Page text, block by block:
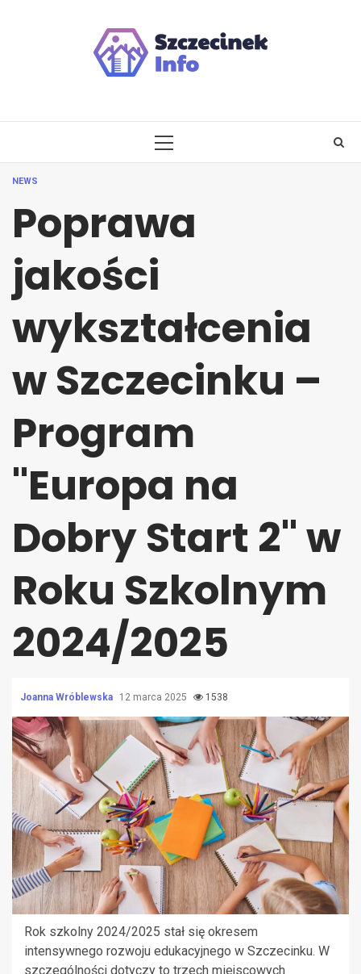
PRIMARY
NEWS
Poprawa
jakości
wykształcenia
w Szczecinku –
Program
"Europa na
Dobry Start 2" w
Roku Szkolnym
2024/2025
Joanna Wróblewska 12 marca 2025 1538
Rok szkolny 2024/2025 stał się okresem
intensywnego rozwoju edukacyjnego w Szczecinku. W
szczególności dotyczy to trzech miejscowych